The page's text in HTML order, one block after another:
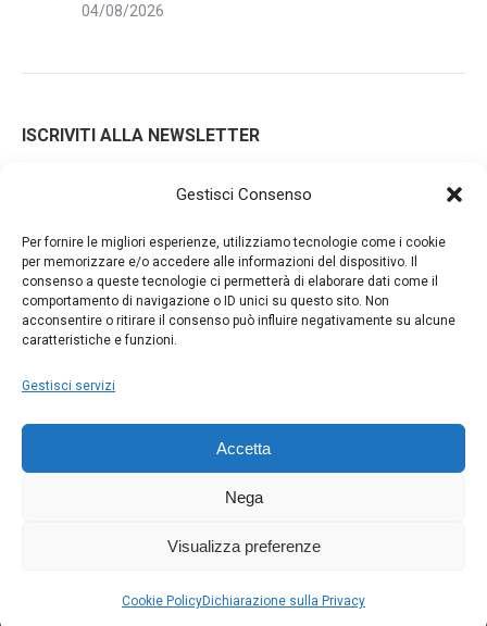
Gestisci Consenso
Per fornire le migliori esperienze, utilizziamo tecnologie come i cookie
per memorizzare e/o accedere alle informazioni del dispositivo. Il
consenso a queste tecnologie ci permetterà di elaborare dati come il
comportamento di navigazione o ID unici su questo sito. Non
acconsentire o ritirare il consenso può influire negativamente su alcune
caratteristiche e funzioni.
Gestisci servizi
Accetta
Nega
Visualizza preferenze
Cookie PolicyDichiarazione sulla Privacy
04/08/2026
ISCRIVITI ALLA NEWSLETTER
Iscrivendoti alla nostra newsletter accetti i Termini e le
Condizioni d'Uso del nostro sito web. La tua email potrà essere
utilizzata a fini commerciali e promozionali.
Company | Web Agency